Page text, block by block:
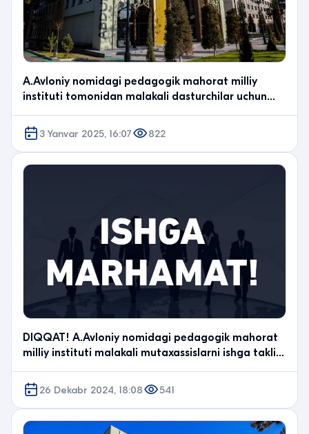
A.Avloniy nomidagi pedagogik mahorat milliy
instituti tomonidan malakali dasturchilar uchun
3 Yanvar 2025, 16:07
822
DIQQAT! A.Avloniy nomidagi pedagogik mahorat
milliy instituti malakali mutaxassislarni ishga taklif
26 Dekabr 2024, 18:08
541